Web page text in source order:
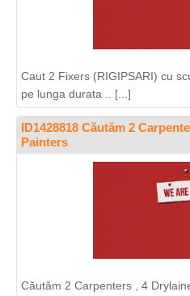
Caut 2 Fixers (RIGIPSARI) cu
pe lunga durata .. [...]
ID1428818 Căutăm 2
Painters
Căutăm 2 Carpenters , 4